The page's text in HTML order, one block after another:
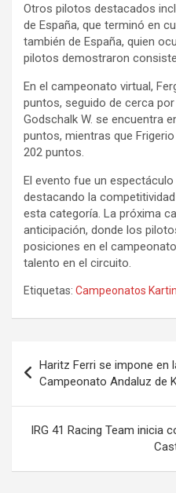
Otros pilotos destacados
de España, que terminó en
también de España, quien
pilotos demostraron
En el campeonato virtual,
puntos, seguido de cerca
Godschalk W. se encuentra
puntos, mientras que
202 puntos.
El evento fue un
destacando la
esta categoría. La próxima
anticipación, donde los
posiciones en el
talento en el circuito.
Etiquetas: Campeonatos
de
entradas
Haritz Ferri se impone en
Campeonato Andaluz de
IRG 41 Racing Team inicia